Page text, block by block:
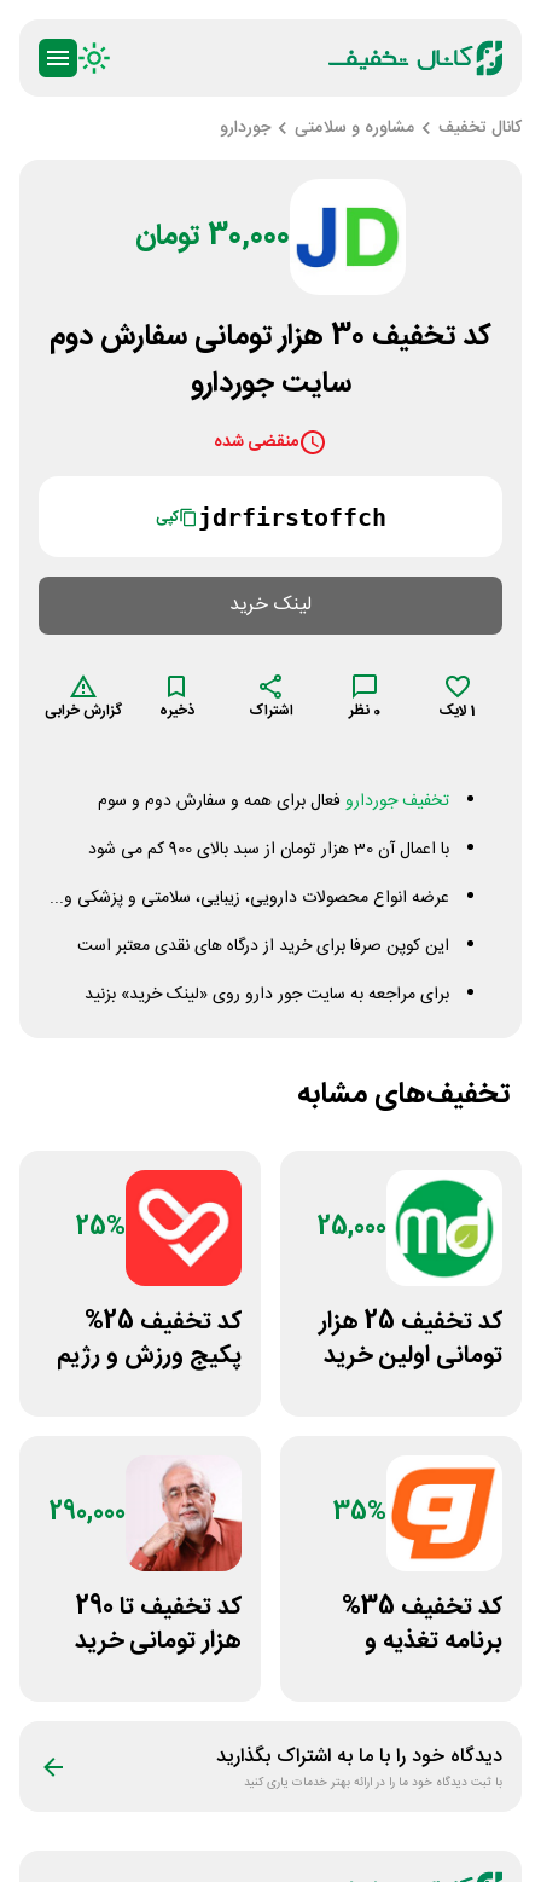
کانال تخفیف مشاوره و سلامتی جوردارو
30,000 تومان
کد تخفیف 30 هزار تومانی سفارش دوم
سایت جوردارو
منقضی شده
jdrfirstoffch کپی
لینک خرید
1لایک 0 نظر اشتراک ذخیره گزارش خرابی
تخفیف جوردارو فعال برای همه و سفارش دوم و سوم
با اعمال آن 30 هزار تومان از سبد بالای 900 کم می شود
عرضه انواع محصولات دارویی، زیبایی، سلامتی و پزشکی و...
این کوپن صرفا برای خرید از درگاه های نقدی معتبر است
برای مراجعه به سایت جور دارو روی «لینک خرید» بزنید
تخفیف‌های مشابه
25,000
کد تخفیف 25 هزار
تومانی اولین خرید
25%
کد تخفیف 25%
پکیج ورزش و رژیم
35%
کد تخفیف 35%
برنامه تغذیه و
290,000
کد تخفیف تا 290
هزار تومانی خرید
دیدگاه خود را با ما به اشتراک بگذارید
با ثبت دیدگاه خود ما را در ارائه بهتر خدمات یاری کنید